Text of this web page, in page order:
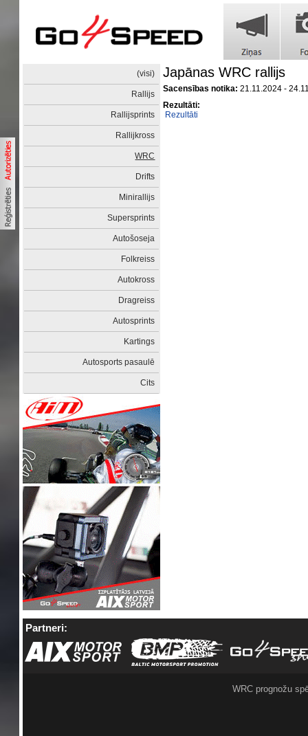
(visi)
Rallijs
Rallijsprints
Rallijkross
WRC
Drifts
Minirallijs
Supersprints
Autošoseja
Folkreiss
Autokross
Dragreiss
Autosprints
Kartings
Autosports pasaulē
Cits
Japānas WRC rallijs
Sacensības notika: 21.11.2024 -
Rezultāti:
Rezultāti
Partneri:
WRC prognožu